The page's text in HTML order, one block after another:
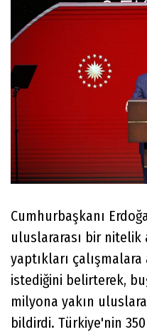
Cumhurbaşkanı
uluslararası bir nitelik
yaptıkları
istediğini belirterek,
milyona yakın
bildirdi. Türkiye'nin